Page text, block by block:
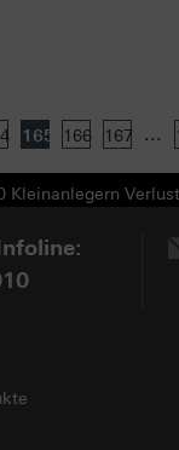
165 166 167 ...
Kleinanlegern